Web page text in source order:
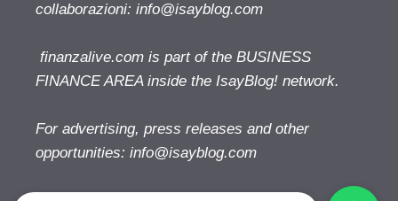
collaborazioni: info@isayblog.com
finanzalive.com is part of the BUSINESS
FINANCE AREA inside the IsayBlog! network.
For advertising, press releases and other
opportunities: info@isayblog.com